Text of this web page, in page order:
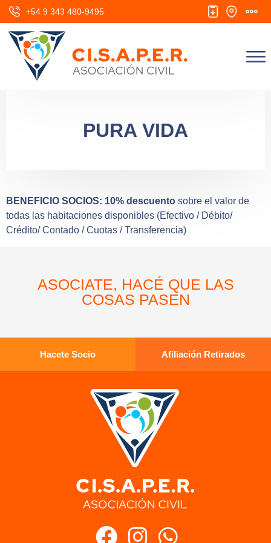
+54 9 343 480-9495
PURA VIDA
BENEFICIO SOCIOS: 10% descuento sobre el valor de
todas las habitaciones disponibles (Efectivo / Débito/
Crédito/ Contado / Cuotas / Transferencia)
ASOCIATE, HACÉ QUE LAS
COSAS PASEN
Hacete Socio Afiliación Retirados
¿Hola, en qué te puedo ayudar?